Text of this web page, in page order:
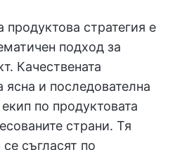
стратегия е
подход за
Качествената
и последователна
по продуктовата
страни. Тя
съгласят по